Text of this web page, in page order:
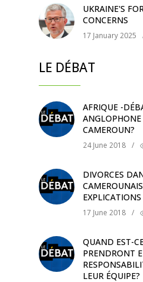
UKRAINE'S
CONCERNS
17 January 2025
LE DÉBAT
AFRIQUE -
ANGLOPHONE
CAMEROUN?
24 June 2018 /
DIVORCES
EXPLICATIONS
17 June 2018 /
QUAND EST-
PRENDRONT
LEUR ÉQUIPE?